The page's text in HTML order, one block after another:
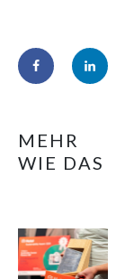
MEHR
WIE DAS